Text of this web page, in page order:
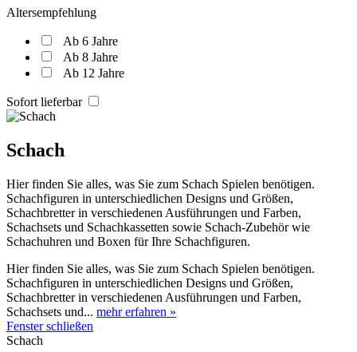
Altersempfehlung
Ab 6 Jahre
Ab 8 Jahre
Ab 12 Jahre
Sofort lieferbar
Schach
Hier finden Sie alles, was Sie zum Schach Spielen benötigen.
Schachfiguren in unterschiedlichen Designs und Größen,
Schachbretter in verschiedenen Ausführungen und Farben,
Schachsets und Schachkassetten sowie Schach-Zubehör wie
Schachuhren und Boxen für Ihre Schachfiguren.
Hier finden Sie alles, was Sie zum Schach Spielen benötigen.
Schachfiguren in unterschiedlichen Designs und Größen,
Schachbretter in verschiedenen Ausführungen und Farben,
Schachsets und... mehr erfahren »
Fenster schließen
Schach